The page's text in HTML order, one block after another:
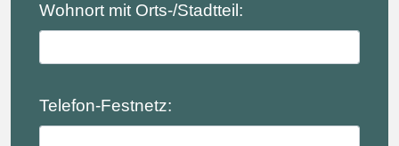
Wohnort mit Orts-/Stadtteil:
Telefon-Festnetz: